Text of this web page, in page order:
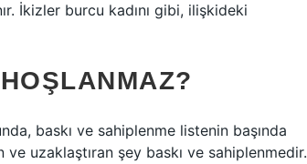
İkizler burcu kadını gibi, ilişkideki
baskı ve sahiplenme listenin başında
uzaklaştıran şey baskı ve sahiplenmedir.